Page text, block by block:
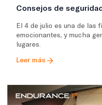
Consejos de
El 4 de julio es una de las
emocionantes, y mucha
lugares.
Leer más